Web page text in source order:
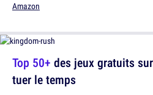
Amazon
Top 50+ des jeux gratuits
tuer le temps